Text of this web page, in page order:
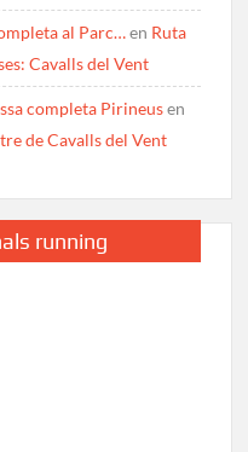
al Parc…en Ruta
Cavalls del Vent
completa Pirineusen
de Cavalls del Vent
running